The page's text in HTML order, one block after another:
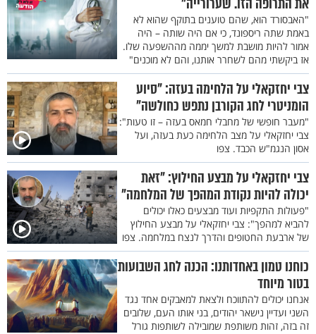
"האבסורד הוא, שהם טוענים בתוקף שהוא לא
באמת שתה ריספונד, כי אם היה שותה – היה
אמור להיות מושבת למשך יממה מההשפעה שלו.
אז ביקשתי מהם לשחרר אותנו, והם לא מוכנים"
צבי יחזקאלי על הלחימה בעזה: "סיוע
הומניטרי לחג הקורבן נתפש כחולשה"
"מעבר חופשי של מחבלי חמאס בעזה – זו טעות":
צבי יחזקאלי על מצב הלחימה כעת בעזה, ועל
אסון הנגמ"ש הכבד. צפו
צבי יחזקאלי על מבצע החילוץ: "זאת
יכולה להיות נקודת המהפך של המלחמה"
"פעולות התקפיות ועוד מבצעים כאלו יכולים
להביא למהפך": צבי יחזקאלי על מבצע החילוץ
של ארבעת החטופים והדרך לנצח במלחמה. צפו
כוחנו טמון באחדותנו: הכנה לחג השבועות
בטור מיוחד
אנחנו יכולים להתווכח ולצאת למאבקים אחד נגד
השני ועדיין נישאר יהודים, בני אותו העם, שלובים
זה בזה, זהות משותפת שמובילה לשותפות גורל